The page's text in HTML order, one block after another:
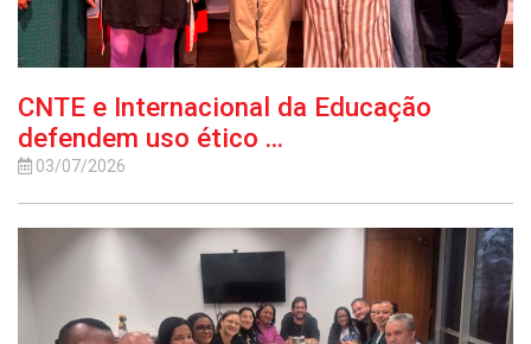
CNTE e Internacional da Educação
defendem uso ético ...
03/07/2026